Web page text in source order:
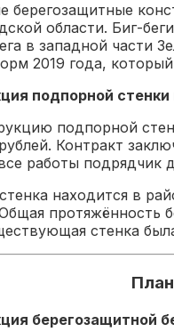
берегозащитные
области. Биг-
в западной части
2019 года,
подпорной
подпорной
рублей. Контракт
работы подрядчик
находится в
протяжённость
стенка
берегозащитной